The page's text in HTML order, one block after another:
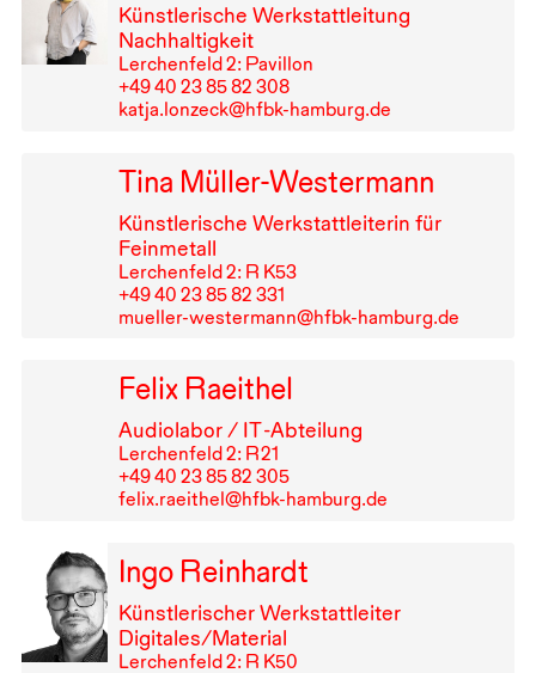
Künstlerische Werkstattleitung
Nachhaltigkeit
Lerchenfeld 2: Pavillon
+49⁠ ⁠40⁠ ⁠23⁠ ⁠85⁠ ⁠82⁠ ⁠308
katja.lonzeck@hfbk-hamburg.de
Tina Müller-Westermann
Künstlerische Werkstattleiterin für
Feinmetall
Lerchenfeld 2: R K53
+49⁠ ⁠40⁠ ⁠23⁠ ⁠85⁠ ⁠82⁠ ⁠331
mueller-westermann@hfbk-hamburg.de
Felix Raeithel
Audiolabor / IT-Abteilung
Lerchenfeld 2: R⁠ ⁠21
+49⁠ ⁠40⁠ ⁠23⁠ ⁠85⁠ ⁠82⁠ ⁠305
felix.raeithel@hfbk-hamburg.de
Ingo Reinhardt
Künstlerischer Werkstattleiter
Digitales/Material
Lerchenfeld 2: R K50